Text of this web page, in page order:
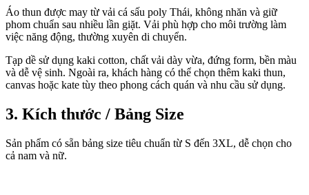
Áo thun được may từ vải cá sấu poly Thái, không nhăn và giữ
phom chuẩn sau nhiều lần giặt. Vải phù hợp cho môi trường làm
việc năng động, thường xuyên di chuyển.
Tạp dề sử dụng kaki cotton, chất vải dày vừa, đứng form, bền màu
và dễ vệ sinh. Ngoài ra, khách hàng có thể chọn thêm kaki thun,
canvas hoặc kate tùy theo phong cách quán và nhu cầu sử dụng.
3. Kích thước / Bảng Size
Sản phẩm có sẵn bảng size tiêu chuẩn từ S đến 3XL, dễ chọn cho
cả nam và nữ.